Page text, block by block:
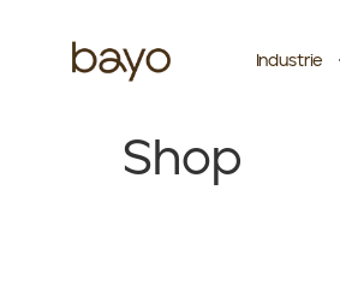
Industrie
Shop